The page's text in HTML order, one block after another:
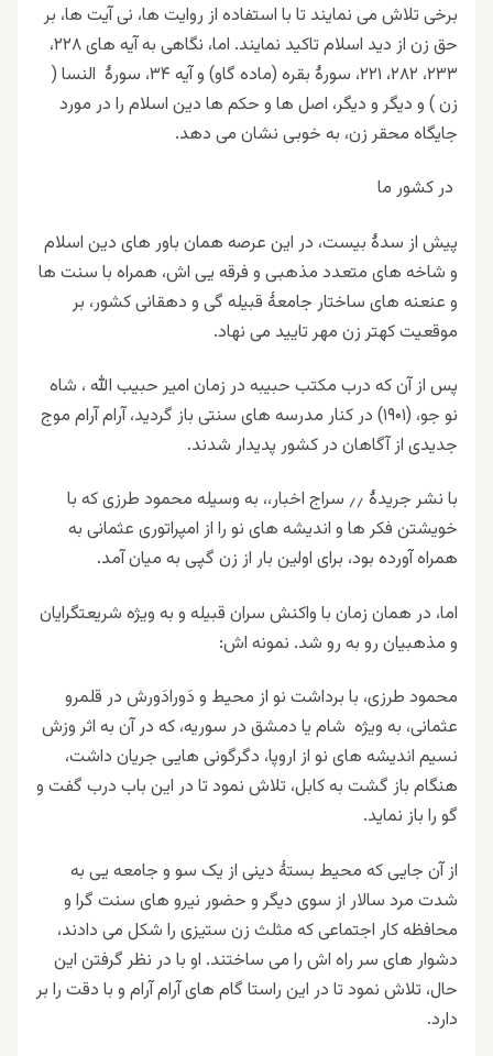
برخی تلاش می نمایند تا با استفاده از روایت ها، نی آیت ها، بر
حق زن از دید اسلام تاکید نمایند. اما، نگاهی به آیه های۲۲۸،
۲۳۳، ۲۸۲، ۲۲۱، سورهٔ بقره (ماده گاو) و آیه ۳۴، سورهٔ النسا (
زن ) و دیگر و دیگر، اصل ها و حکم ها دین اسلام را در مورد
جایگاه محقر زن، به خوبی نشان می دهد.
در کشور ما
پیش از سدهٔ بیست، در این عرصه همان باور های دین اسلام
و شاخه های متعدد مذهبی و فرقه یی اش، همراه با سنت ها
و عنعنه های ساختار جامعهٔ قبیله گی و دهقانی کشور، بر
موقعیت کهتر زن مهر تایید می نهاد.
پس از آن که درب مکتب حبیبه در زمان امیر حبیب الله ، شاه
نو جو، (۱۹۰۱) در کنار مدرسه های سنتی باز گردید، آرام آرام موج
جدیدی از آگاهان در کشور پدیدار شدند.
با نشر جریدهٔ ٫٫ سراج اخبار،، به وسیله محمود طرزی که با
خویشتن فکر ها و اندیشه های نو را از امپراتوری عثمانی به
همراه آورده بود، برای اولین بار از زن گپی به میان آمد.
اما، در همان زمان با واکنش سران قبیله و به ویژه شریعتگرایان
و مذهبیان رو به رو شد. نمونه اش:
محمود طرزی، با برداشت نو از محیط و دَورادَورش در قلمرو
عثمانی، به ویژه شام یا دمشق در سوریه، که در آن به اثر وزش
نسیم اندیشه های نو از اروپا، دگرگونی هایی جریان داشت،
هنگام باز گشت به کابل، تلاش نمود تا در این باب درب گفت و
گو را باز نماید.
از آن جایی که محیط بستهٔ دینی از یک سو و جامعه یی به
شدت مرد سالار از سوی دیگر و حضور نیرو های سنت گرا و
محافظه کار اجتماعی که مثلث زن ستیزی را شکل می دادند،
دشوار های سر راه اش را می ساختند. او با در نظر گرفتن این
حال، تلاش نمود تا در این راستا گام های آرام آرام و با دقت را بر
دارد.